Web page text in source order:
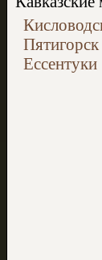
Пятигорск
Ессентуки